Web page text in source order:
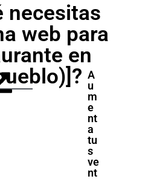
necesitas
web para
en
A
u
m
e
nt
a
tu
s
ve
nt